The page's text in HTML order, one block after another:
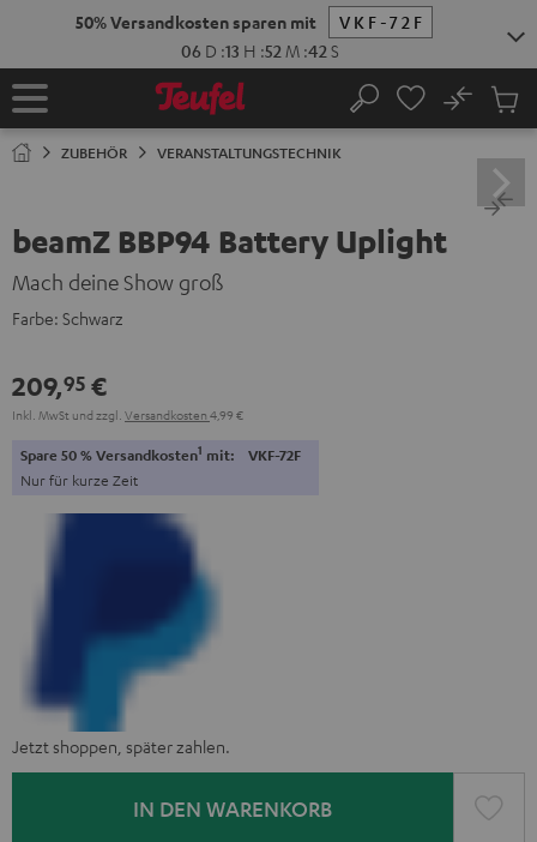
50% Versandkosten sparen mit
VKF-72F
06 D :13 H :52 M :41 S
Startseite Suche
No
ZUBEHÖR VERANSTALTUNGSTECHNIK
beamZ BBP94 Battery Uplight
Mach deine Show groß
Farbe: Schwarz
209,95 €
Inkl. MwSt und zzgl. Versandkosten 4,99 €
Spare 50 % Versandkosten1 mit: VKF-72F
Nur für kurze Zeit
Jetzt shoppen, später zahlen.
IN DEN WARENKORB